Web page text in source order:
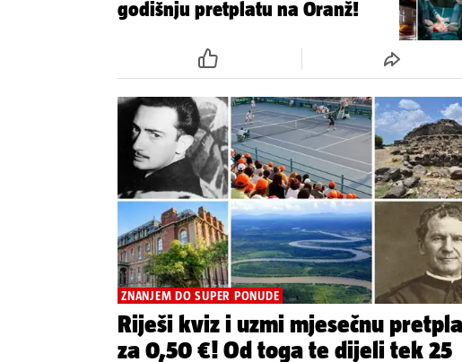
godišnju pretplatu na Oranž!
ZNANJEM DO SUPER PONUDE
Riješi kviz i uzmi mjesečnu
za 0,50 €! Od toga te dijeli tek 25